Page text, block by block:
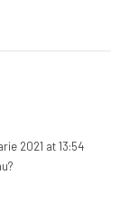
2021 at 13:54